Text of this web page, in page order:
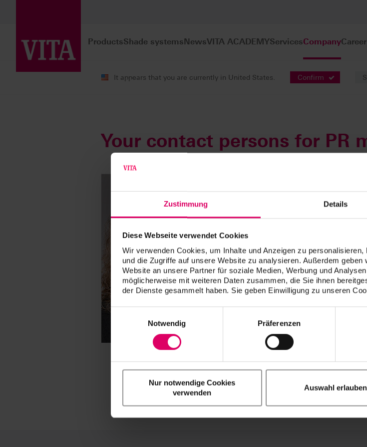
Zustimmung Details
Diese Webseite verwendet Cookies
Wir verwenden Cookies, um Inhalte und Anzeigen zu
und die Zugriffe auf unsere Website zu analysieren. Außerdem
Website an unsere Partner für soziale Medien, Werbung und
möglicherweise mit weiteren Daten zusammen, die Sie ihnen
der Dienste gesammelt haben. Sie geben Einwilligung zu unseren
Notwendig
Präferenzen
Nur notwendige Cookies
verwenden
Auswahl erlauben
ProductsShade systemsNewsVITA ACADEMYServicesCompanyCareer
It appears that you are currently in United States. Confirm
Your contact persons for PR
Telephone +49 77 61 / 562 516